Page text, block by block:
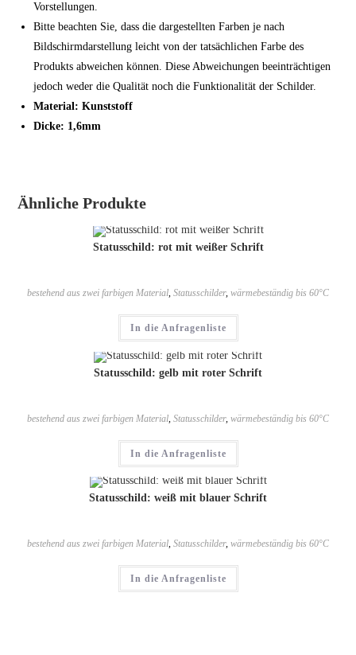
Vorstellungen.
Bitte beachten Sie, dass die dargestellten Farben je nach
Bildschirmdarstellung leicht von der tatsächlichen Farbe des
Produkts abweichen können. Diese Abweichungen beeinträchtigen
jedoch weder die Qualität noch die Funktionalität der Schilder.
Material: Kunststoff
Dicke: 1,6mm
Ähnliche Produkte
Statusschild: rot mit weißer Schrift
bestehend aus zwei farbigen Material, Statusschilder, wärmebeständig bis 60°C
In die Anfragenliste
Statusschild: gelb mit roter Schrift
bestehend aus zwei farbigen Material Statusschilder, wärmebeständig bis 60°C
In die Anfragenliste
Statusschild: weiß mit blauer Schrift
bestehend aus zwei farbigen Material, Statusschilder, wärmebeständig bis 60°C
In die Anfragenliste